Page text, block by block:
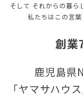
そして それからの暮ら
私たちはこの言葉
創業
鹿児島県
「ヤマサハウ